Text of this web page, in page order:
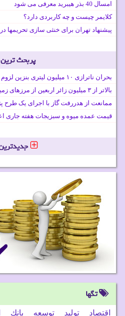
امسال 40 بذر هیبرید معرفی می شود
کلایمر چیست و چه کاربردی دارد؟
پیشنهاد تهران برای خنثی سازی تحریمها
پربحث
بحران ناترازی ۱۰ میلیون لیتری بنزین لزوم مدیریت تقاضا و اصلاح ساختار
بالاتر از ۳ میلیون زائر اربعین از مرزهای زمینی کشور خارج شدند
ممانعت از هدررفت گاز با اجرای یک طرح
قیمت عمده میوه و سبزیجات هفته جاری
تگها
اقتصاد تولید توسعه بانك